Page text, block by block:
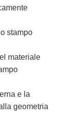
stampo
materiale
e la
geometria